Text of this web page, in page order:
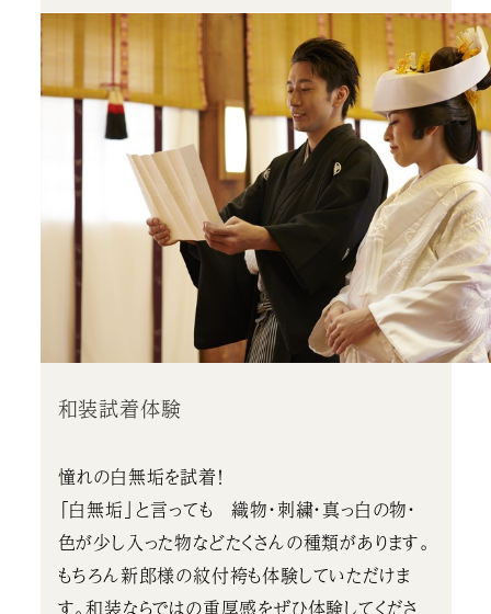
和装試着体験
憧れの白無垢を試着！
「白無垢」と言っても 織物・刺繍・真っ白の物・
色が少し入った物などたくさんの種類があります。
もちろん新郎様の紋付袴も体験していただけま
す。和装ならではの重厚感をぜひ体験してくださ